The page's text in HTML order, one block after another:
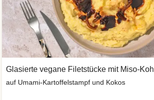
Glasierte vegane Filetstücke mit Miso-Kohl
auf Umami-Kartoffelstampf und Kokos